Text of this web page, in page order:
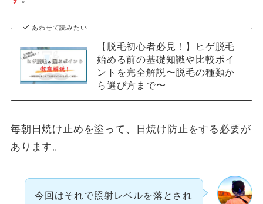
あわせて読みたい
【脱毛初心者必見！】ヒゲ脱毛
始める前の基礎知識や比較ポイ
ントを完全解説〜脱毛の種類か
ら選び方まで〜
毎朝日焼け止めを塗って、日焼け防止をする必要が
あります。
今回はそれで照射レベルを落とされ